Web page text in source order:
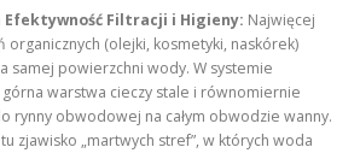
Efektywność Filtracji i Higieny: Najwięcej
organicznych (olejki, kosmetyki, naskórek)
samej powierzchni wody. W systemie
warstwa cieczy stale i równomiernie
rynny obwodowej na całym obwodzie wanny.
zjawisko „martwych stref”, w których woda